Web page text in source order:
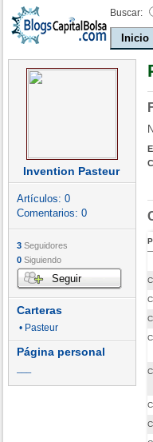
Buscar:
Inicio
Invention Pasteur
Artículos: 0
Comentarios: 0
3 Seguidores
0 Siguiendo
Seguir
Carteras
• Pasteur
Página personal